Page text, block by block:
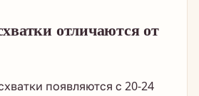
отличаются от
появляются с 20-24